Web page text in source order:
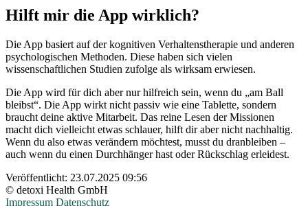
Hilft mir die App wirklich?
Die App basiert auf der kognitiven Verhaltenstherapie und anderen
psychologischen Methoden. Diese haben sich vielen
wissenschaftlichen Studien zufolge als wirksam erwiesen.
Die App wird für dich aber nur hilfreich sein, wenn du „am Ball
bleibst“. Die App wirkt nicht passiv wie eine Tablette, sondern
braucht deine aktive Mitarbeit. Das reine Lesen der Missionen
macht dich vielleicht etwas schlauer, hilft dir aber nicht nachhaltig.
Wenn du also etwas verändern möchtest, musst du dranbleiben –
auch wenn du einen Durchhänger hast oder Rückschlag erleidest.
Veröffentlicht: 23.07.2025 09:56
© detoxi Health GmbH
Impressum Datenschutz